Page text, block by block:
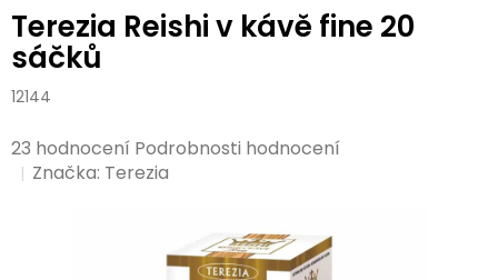
Terezia Reishi v kávě fine 20
sáčků
12144
Průměrné
hodnocení
23 hodnocení Podrobnosti hodnocení
Značka: Terezia